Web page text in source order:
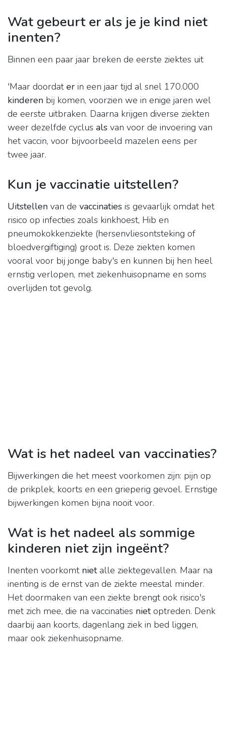
Wat gebeurt er als je je kind niet
inenten?
Binnen een paar jaar breken de eerste ziektes uit
'Maar doordater in een jaar tijd al snel 170.000
kinderen bij komen, voorzien we in enige jaren wel
de eerste uitbraken. Daarna krijgen diverse ziekten
weer dezelfde cyclus als van voor de invoering van
het vaccin, voor bijvoorbeeld mazelen eens per
twee jaar.
Kun je vaccinatie uitstellen?
Uitstellen van de vaccinaties is gevaarlijk omdat het
risico op infecties zoals kinkhoest, Hib en
pneumokokkenziekte (hersenvliesontsteking of
bloedvergiftiging) groot is. Deze ziekten komen
vooral voor bij jonge baby's en kunnen bij hen heel
ernstig verlopen, met ziekenhuisopname en soms
overlijden tot gevolg.
Wat is het nadeel van vaccinaties?
Bijwerkingen die het meest voorkomen zijn: pijn op
de prikplek, koorts en een grieperig gevoel. Ernstige
bijwerkingen komen bijna nooit voor.
Wat is het nadeel als sommige
kinderen niet zijn ingeënt?
Inenten voorkomt nietalle ziektegevallen. Maar na
inenting is de ernst van de ziekte meestal minder.
Het doormaken van een ziekte brengt ook risico's
met zich mee, die na vaccinaties nietoptreden. Denk
daarbij aan koorts, dagenlang ziek in bed liggen,
maar ook ziekenhuisopname.